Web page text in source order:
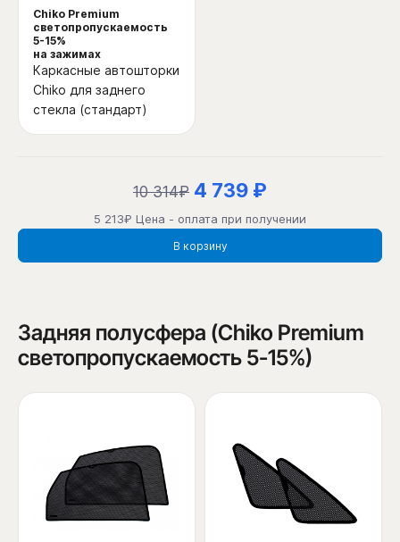
Chiko Premium
светопропускаемость
5-15%
на зажимах
Каркасные автошторки
Chiko для заднего
стекла (стандарт)
10 314₽ 4 739 ₽
5 213₽ Цена - оплата при получении
В корзину
Задняя полусфера (Chiko Premium
светопропускаемость 5-15%)